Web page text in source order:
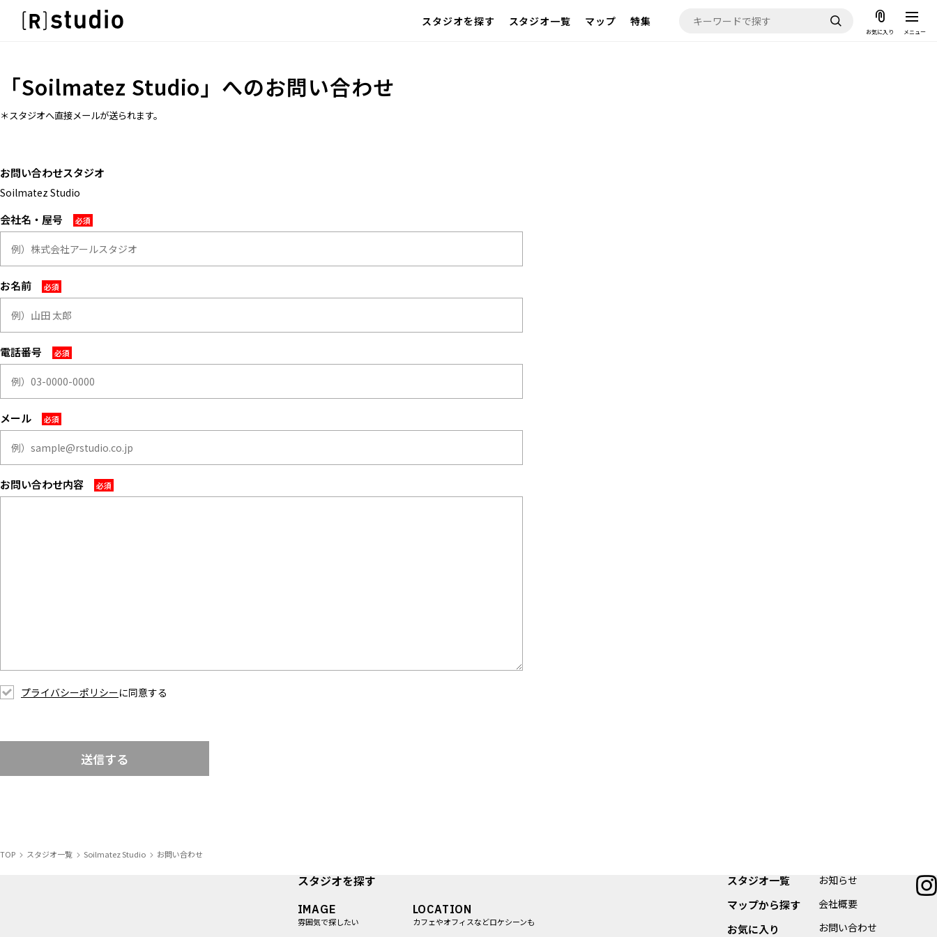
スタジオを探す
スタジオ一覧 マップ 特集
お気に入り メニュー
IMAGE
雰囲気で探したい
SCENE
ひとつのスタジオであれもこれも
LOCATION
カフェやオフィスなどロケシーンも
SIZE&PRICE
広さと利用料金で探す
スタジオを探す
SCENE
LOCATION
カフェやオフィスなどロケシーンも
広さと利用料金で探す
ALL FILTER
すべての選択肢からスタジオを探す
スタジオ一覧
マップから探す
お気に入り
特集
お知らせ
会社概要
お問い合わせ
掲載のお問い合わせ
「Soilmatez Studio 」へのお問い合わせ
＊スタジオへ直接メールが送られます。
お問い合わせスタジオ
Soilmatez Studio
会社名・屋号
お名前
電話番号
メール
お問い合わせ内容
プライバシーポリシーに同意する
送信する
TOP スタジオ一覧 Soilmatez Studio お問い合わせ
スタジオを探す
IMAGE
雰囲気で探したい
LOCATION
カフェやオフィスなどロケシーンも
スタジオ一覧
マップから探す
お気に入り
お知らせ
会社概要
お問い合わせ